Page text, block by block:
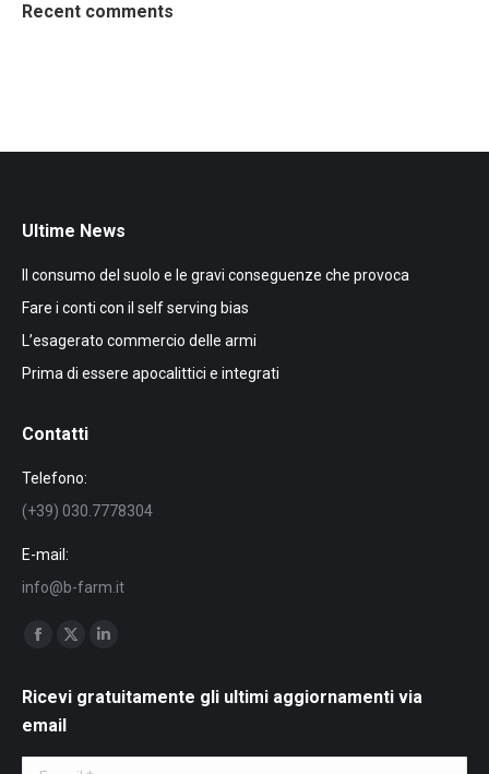
Recent comments
Ultime News
Il consumo del suolo e le gravi conseguenze che provoca
Fare i conti con il self serving bias
L’esagerato commercio delle armi
Prima di essere apocalittici e integrati
Contatti
Telefono:
(+39) 030.7778304
E-mail:
info@b-farm.it
Find us on:
Facebook
opens
in
new
X
opens
new
opens
new
Ricevi gratuitamente gli ultimi aggiornamenti via
email
E-mail *